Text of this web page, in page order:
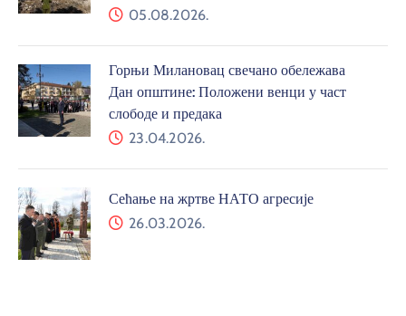
05.08.2026.
Горњи Милановац свечано обележава
Дан општине: Положени венци у част
слободе и предака
23.04.2026.
Сећање на жртве НАТО агресије
26.03.2026.